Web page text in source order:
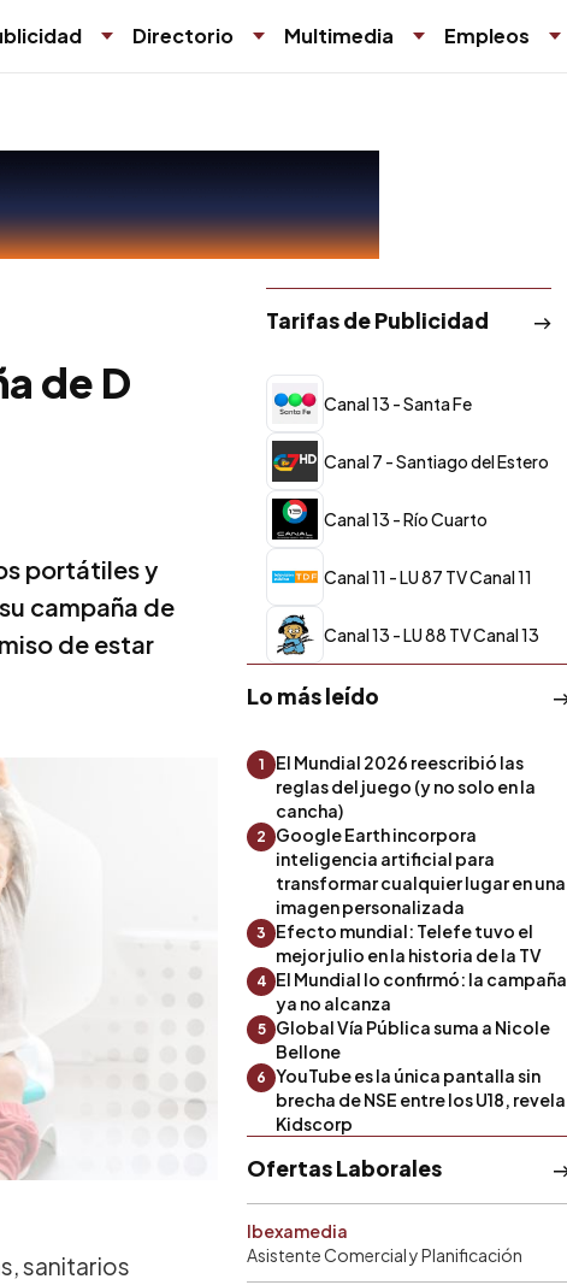
Directorio Multimedia Empleos
de D
portátiles y
campaña de
de estar
sanitarios
Tarifas de Publicidad
Canal 13 - Santa Fe
Canal 7 - Santiago del Estero
Canal 13 - Río Cuarto
Canal 11 - LU 87 TV Canal 11
Canal 13 - LU 88 TV Canal 13
Lo más leído
1
El Mundial 2026 reescribió las
reglas del juego (y no solo en la
cancha)
2
Google Earth incorpora
inteligencia artificial para
transformar cualquier lugar en una
imagen personalizada
3
Efecto mundial: Telefe tuvo el
mejor julio en la historia de la TV
4 El Mundial lo confirmó: la campaña
ya no alcanza
5
Global Vía Pública suma a Nicole
Bellone
6
YouTube es la única pantalla sin
brecha de NSE entre los U18, revela
Kidscorp
Ofertas Laborales
Ibexamedia
Asistente Comercial y Planificación